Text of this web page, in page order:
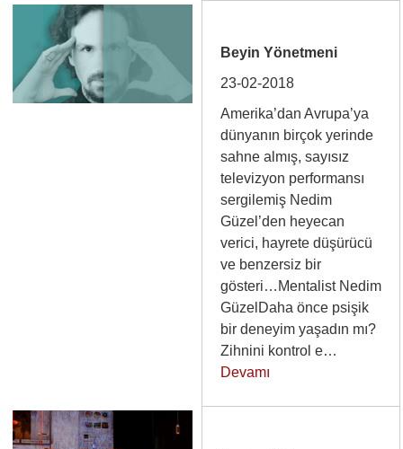
Beyin Yönetmeni
23-02-2018
Amerika’dan Avrupa’ya
dünyanın birçok yerinde
sahne almış, sayısız
televizyon performansı
sergilemiş Nedim
Güzel’den heyecan
verici, hayrete düşürücü
ve benzersiz bir
gösteri…Mentalist Nedim
GüzelDaha önce psişik
bir deneyim yaşadın mı?
Zihnini kontrol e…
Devamı